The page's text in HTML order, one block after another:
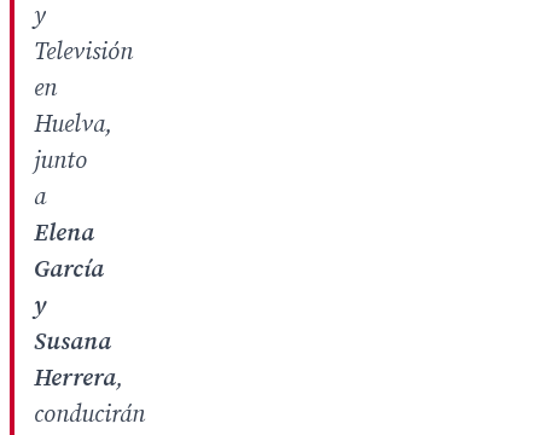
y
Televisión
en
Huelva,
junto
a
Elena
García
y
Susana
Herrera,
conducirán